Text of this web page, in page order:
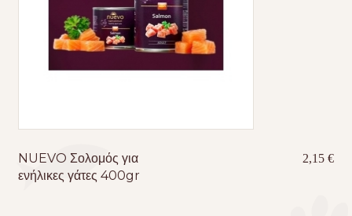
NUEVO Σολομός για
ενήλικες γάτες 400gr
2,15€